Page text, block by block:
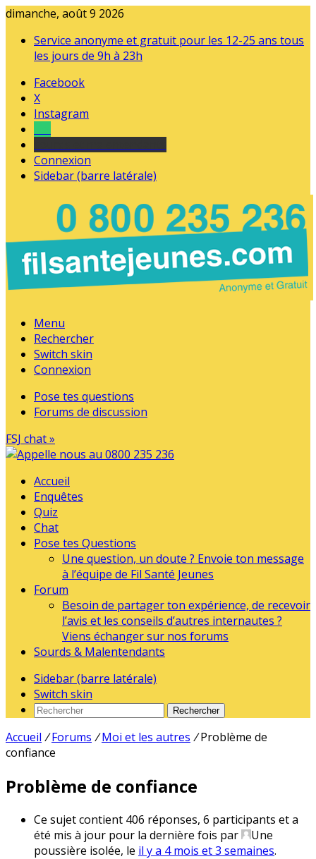
dimanche, août 9 2026
Service anonyme et gratuit pour les 12-25 ans tous
les jours de 9h à 23h
Facebook
X
Instagram
Connexion
Sidebar (barre latérale)
Menu
Rechercher
Switch skin
Connexion
Pose tes questions
Forums de discussion
FSJ chat »
Accueil
Enquêtes
Quiz
Chat
Pose tes Questions
Une question, un doute ? Envoie ton message
à l’équipe de Fil Santé Jeunes
Forum
Besoin de partager ton expérience, de recevoir
l’avis et les conseils d’autres internautes ?
Viens échanger sur nos forums
Sourds & Malentendants
Sidebar (barre latérale)
Switch skin
Rechercher
Accueil / Forums / Moi et les autres / Problème de
confiance
Problème de confiance
Ce sujet contient 406 réponses, 6 participants et a
été mis à jour pour la dernière fois par
Une
poussière isolée, le il y a 4 mois et 3 semaines.